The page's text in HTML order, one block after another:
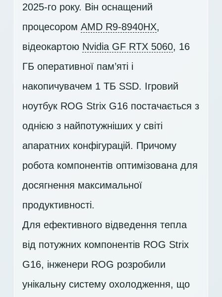
2025-го року. Він оснащений
процесором AMD R9-8940HX,
відеокартою Nvidia GF RTX 5060, 16
ГБ оперативної пам’яті і
накопичувачем 1 ТБ SSD. Ігровий
ноутбук ROG Strix G16 постачається з
однією з найпотужніших у світі
апаратних конфігурацій. Причому
робота компонентів оптимізована для
досягнення максимальної
продуктивності.
Для ефективного відведення тепла
від потужних компонентів ROG Strix
G16, інженери ROG розробили
унікальну систему охолодження, що